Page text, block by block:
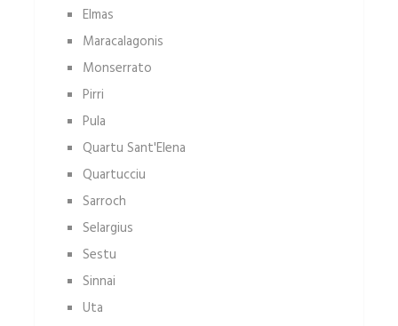
Elmas
Maracalagonis
Monserrato
Pirri
Pula
Quartu Sant'Elena
Quartucciu
Sarroch
Selargius
Sestu
Sinnai
Uta